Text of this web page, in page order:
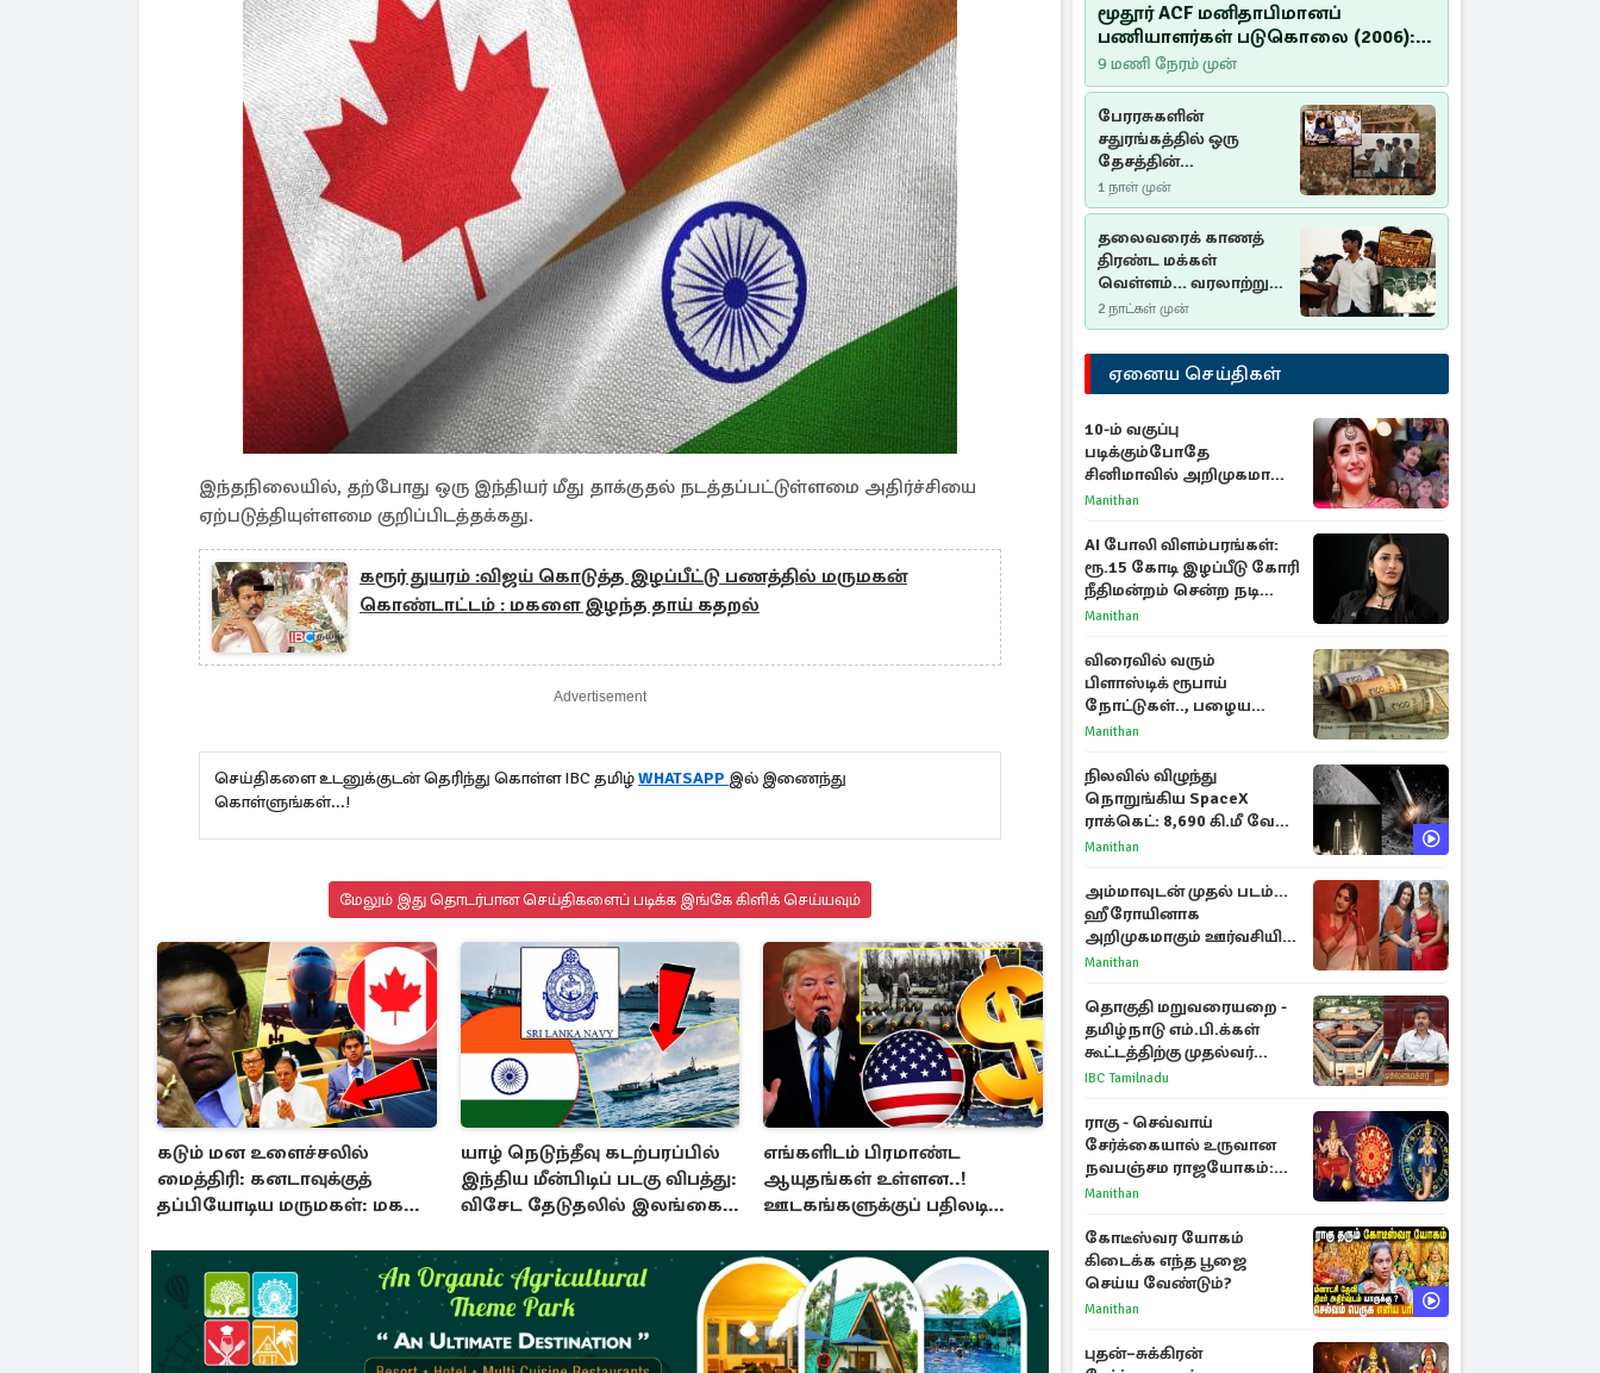
இந்தநிலையில், தற்போது ஒரு இந்தியர் மீது தாக்குதல் நடத்தப்பட்டுள்ளமை அதிர்ச்சியை
ஏற்படுத்தியுள்ளமை குறிப்பிடத்தக்கது.
கரூர் துயரம் :விஜய் கொடுத்த இழப்பீட்டு பணத்தில் மருமகன்
கொண்டாட்டம் : மகளை இழந்த தாய் கதறல்
Advertisement
செய்திகளை உடனுக்குடன் தெரிந்து கொள்ள IBC தமிழ்WHATSAPP இல் இணைந்து
கொள்ளுங்கள்...!
மேலும் இது தொடர்பான செய்திகளைப் படிக்க இங்கே கிளிக் செய்யவும்
கடும் மன உளைச்சலில்
மைத்திரி: கனடாவுக்குத்
தப்பியோடிய மருமகள்: மகன்
யாழ் நெடுந்தீவு கடற்பரப்பில்
இந்திய மீன்பிடிப் படகு விபத்து:
விசேட தேடுதலில் இலங்கை
எங்களிடம் பிரமாண்ட
ஆயுதங்கள் உள்ளன..!
ஊடகங்களுக்குப் பதிலடி
மூதூர் ACF மனிதாபிமானப்
பணியாளர்கள் படுகொலை (2006):
20 ஆண்டுகளாகியும் நீதி
மறுக்கப்பட்ட மனிதாபிமானப்
பேரவலம்
9 மணி நேரம் முன்
பேரரசுகளின்
சதுரங்கத்தில் ஒரு
தேசத்தின்
தீர்க்கதரிசனம் :
சுதுமலை பிரகடனம்
ஒரு வரலாற்றுப் பாடம்
1 நாள் முன்
தலைவரைக் காணத்
திரண்ட மக்கள்
வெள்ளம்... வரலாற்றுச்
சிறப்புமிக்க சுதுமலைப்
பிரகடனம்…
2 நாட்கள் முன்
ஏனைய செய்திகள்
10-ம் வகுப்பு
படிக்கும்போதே
சினிமாவில் அறிமுகமான
த்ரிஷா! உண்மையை
காந்தி
Manithan
AI போலி விளம்பரங்கள்:
ரூ.15 கோடி இழப்பீடு கோரி
நீதிமன்றம் சென்ற நடிகை
ஸ்ருதி ஹாசன்!
Manithan
விரைவில் வரும்
பிளாஸ்டிக் ரூபாய்
நோட்டுகள்.., பழைய
காகித நோட்டுகள்
Manithan
நிலவில் விழுந்து
நொறுங்கிய SpaceX
ராக்கெட்: 8,690 கி.மீ வேக
மோதலால் உருவான புதிய
Manithan
அம்மாவுடன் முதல் படம்...
ஹீரோயினாக
அறிமுகமாகும் ஊர்வசியின்
மகள் தேஜலட்சுமி!
Manithan
தொகுதி மறுவரையறை -
தமிழ்நாடு எம்.பி.க்கள்
கூட்டத்திற்கு முதல்வர்
விஜய் அழைப்பு
IBC Tamilnadu
ராகு - செவ்வாய்
சேர்க்கையால் உருவான
நவபஞ்சம ராஜயோகம்:
அதிர்ஷ்டம் பெறும் 3
Manithan
கோடீஸ்வர யோகம்
கிடைக்க எந்த பூஜை
செய்ய வேண்டும்?
Manithan
புதன்–சுக்கிரன்